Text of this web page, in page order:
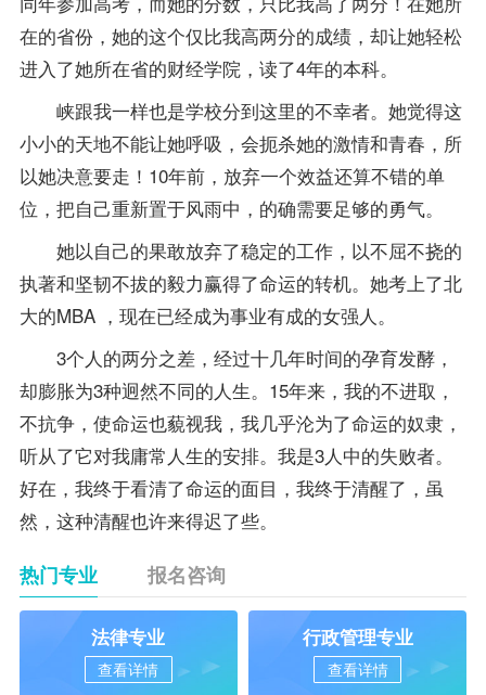
在的省份，她的这个仅比我高两分的成绩，却让她轻松
进入了她所在省的财经学院，读了4年的本科。
峡跟我一样也是学校分到这里的不幸者。她觉得这
小小的天地不能让她呼吸，会扼杀她的激情和青春，所
以她决意要走！10年前，放弃一个效益还算不错的单
位，把自己重新置于风雨中，的确需要足够的勇气。
她以自己的果敢放弃了稳定的工作，以不屈不挠的
执著和坚韧不拔的毅力赢得了命运的转机。她考上了北
大的MBA ，现在已经成为事业有成的女强人。
3个人的两分之差，经过十几年时间的孕育发酵，
却膨胀为3种迥然不同的人生。15年来，我的不进取，
不抗争，使命运也藐视我，我几乎沦为了命运的奴隶，
听从了它对我庸常人生的安排。我是3人中的失败者。
好在，我终于看清了命运的面目，我终于清醒了，虽
然，这种清醒也许来得迟了些。
热门专业 报名咨询
法律专业
查看详情
行政管理专业
查看详情